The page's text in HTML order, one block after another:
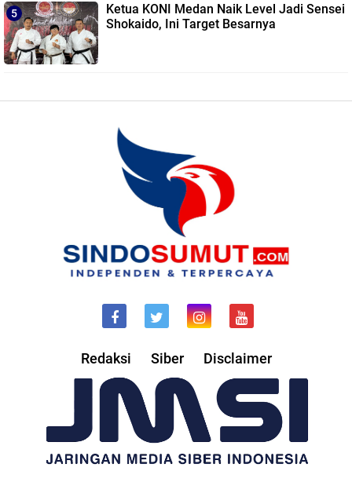
Ketua KONI Medan Naik Level Jadi Sensei
Shokaido, Ini Target Besarnya
Redaksi Siber Disclaimer